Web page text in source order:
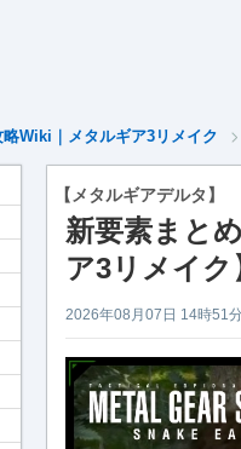
Wiki｜メタルギア3リメイク
【メタルギアデルタ】
新要素まと
ア3リメイク
2026年08月07日 14時51